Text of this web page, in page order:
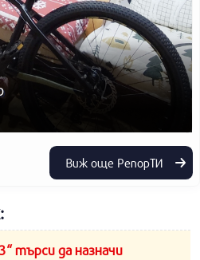
Виж още РепорТИ
търси да назначи